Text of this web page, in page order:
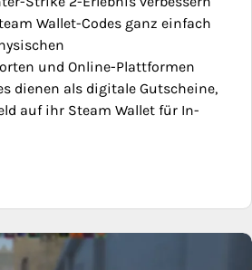
Wallet-Codes ganz einfach
und Online-Plattformen
dienen als digitale Gutscheine,
auf ihr Steam Wallet für In-